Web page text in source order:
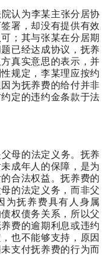
认为李某主张分居协
署，却没有提供有效
；其与张某在分居期
已经达成协议，抚养
真实意思的表示，并
规定，李某理应按约
为抚养费的给付并非
定的违约金条款于法
母的法定义务。抚养
成年人的保障，是为
合法权益。抚养费的
的法定义务，而非父
为抚养费具有人身属
权债务关系，所以父
费的逾期利息或违约
也不能够支持，原因
支付抚养费的行为而